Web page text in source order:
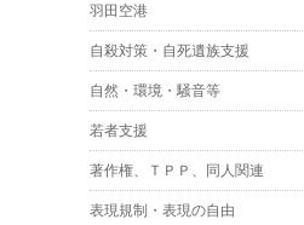
羽田空港
自殺対策・自死遺族支援
自然・環境・騒音等
若者支援
著作権、ＴＰＰ、同人関連
表現規制・表現の自由